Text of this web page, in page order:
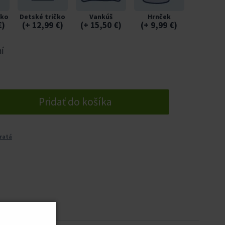
)
Detské tričko
(+ 12,99 €)
Vankúš
(+ 15,50 €)
Hrnček
(+ 9,99 €)
Pridať do košíka